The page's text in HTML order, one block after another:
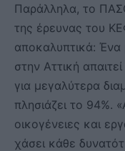
Παράλληλα, το
της έρευνας του
αποκαλυπτικά: Ένα
στην Αττική
για μεγαλύτερα
πλησιάζει το 94%.
οικογένειες και
χάσει κάθε